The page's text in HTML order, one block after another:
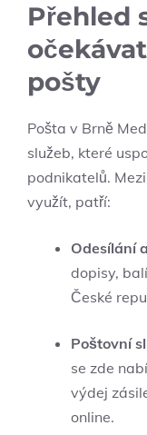
Přehled
pošty
Pošta v Brně
služeb, které
podnikatelů.
využít, patří:
Odesílání
dopisy,
České
Poštovní
se zde
výdej
online.